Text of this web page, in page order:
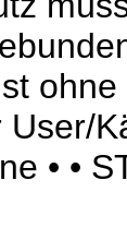
User/
• •